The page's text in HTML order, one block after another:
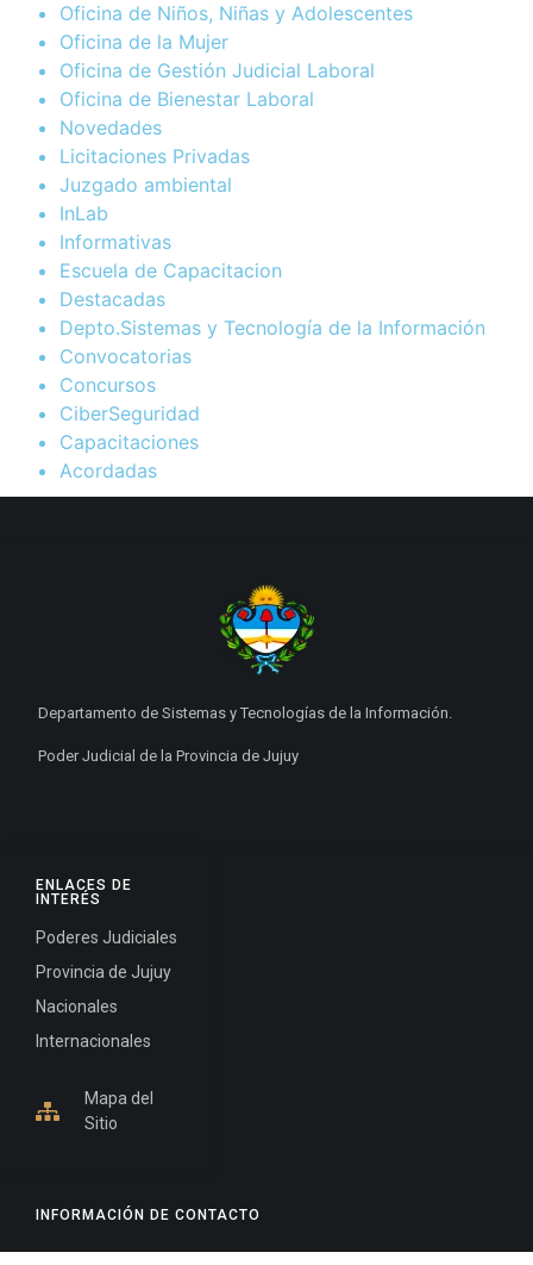
Oficina de Niños, Niñas y Adolescentes
Oficina de la Mujer
Oficina de Gestión Judicial Laboral
Oficina de Bienestar Laboral
Novedades
Licitaciones Privadas
Juzgado ambiental
InLab
Informativas
Escuela de Capacitacion
Destacadas
Depto.Sistemas y Tecnología de la Información
Convocatorias
Concursos
CiberSeguridad
Capacitaciones
Acordadas
INFORMACIÓN DE CONTACTO
ENLACES DE
INTERÉS
Poderes Judiciales
Provincia de Jujuy
Nacionales
Internacionales
Mapa del
Sitio
Departamento de Sistemas y Tecnologías de la Información.
Poder Judicial de la Provincia de Jujuy